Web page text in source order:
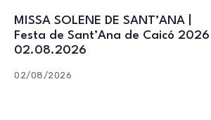
MISSA SOLENE DE SANT’ANA |
Festa de Sant’Ana de Caicó 2026 |
02.08.2026
02/08/2026